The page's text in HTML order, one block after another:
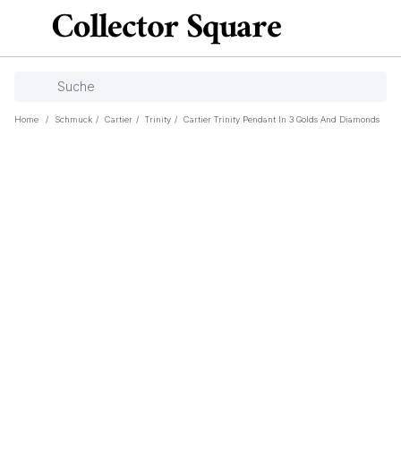
Home / Schmuck / Cartier / Trinity / Cartier Trinity Pendant In 3 Golds And Diamonds